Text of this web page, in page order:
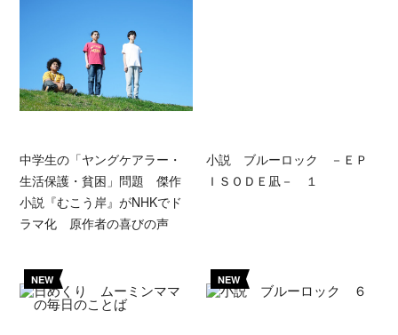
中学生の「ヤングケアラー・
生活保護・貧困」問題 傑作
小説『むこう岸』がNHKでド
ラマ化 原作者の喜びの声
小説 ブルーロック －ＥＰ
ＩＳＯＤＥ凪－ １
NEW NEW